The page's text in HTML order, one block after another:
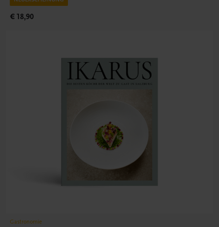
€ 18,90
Gastronomie